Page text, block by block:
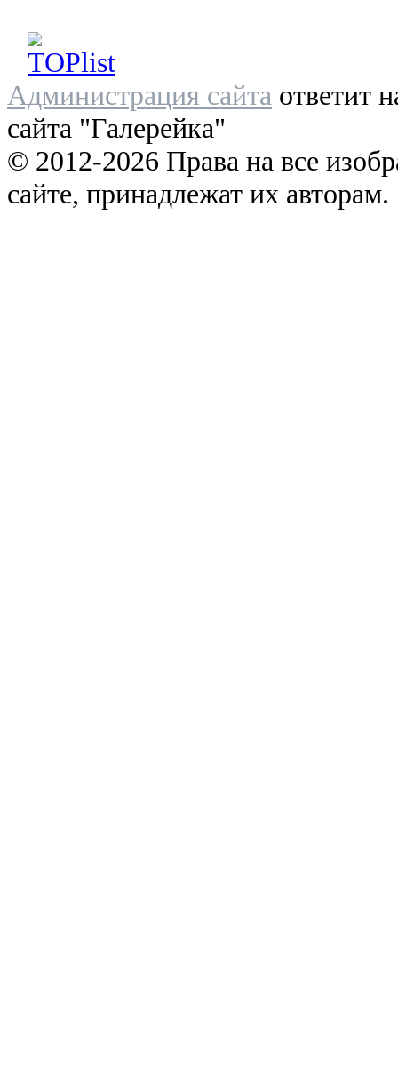
Администрация сайта ответит
сайта "Галерейка"
© 2012-2026 Права на все
сайте, принадлежат их авторам.